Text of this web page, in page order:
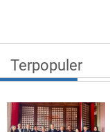
Terpopuler